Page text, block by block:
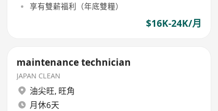
享有雙薪福利（年底雙糧）
$16K-24K/月
maintenance technician
JAPAN CLEAN
油尖旺, 旺角
月休6天